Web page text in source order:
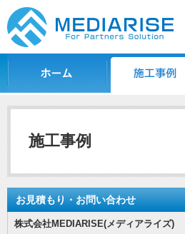
施工事例
お見積もり・お問い合わせ
株式会社MEDIARISE(メディアライズ)